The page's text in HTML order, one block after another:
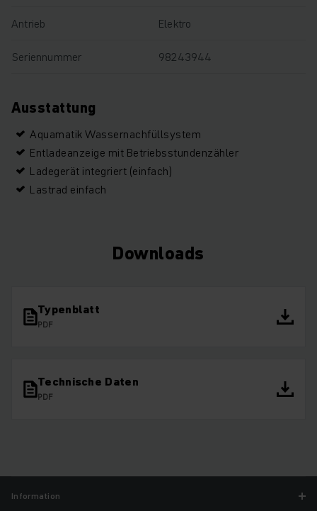
Antrieb Elektro
Seriennummer 98243944
Ausstattung
Aquamatik Wassernachfüllsystem
Entladeanzeige mit Betriebsstundenzähler
Ladegerät integriert (einfach)
Lastrad einfach
Downloads
Typenblatt
PDF
Technische Daten
PDF
Information